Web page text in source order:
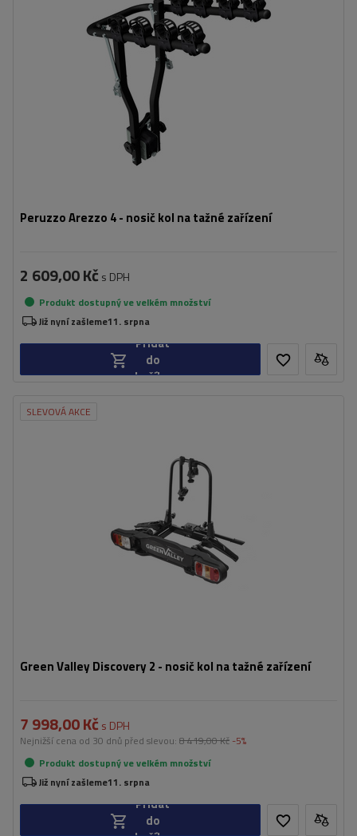
Peruzzo Arezzo 4 - nosič kol na tažné zařízení
Nosnost nosiče jízdních kol:
50 kg
Možnost naklápění pomocí jízdních ano
částečně skládací konstrukce pro snadné skladování
možnost naklápění plošiny i s jízdními koly
2 609,00 Kč s DPH
Produkt dostupný ve velkém množství
Již nyní zašleme11. srpna
Přidat
do
košíku
SLEVOVÁ AKCE
Green Valley Discovery 2 - nosič kol na tažné zařízení
60 kg
1200 mm
19 cm
skládací konstrukce zabírající méně místa
7 998,00 Kč s DPH
Nejnižší cena od 30 dnů před slevou: 8 419,00 Kč -5%
Produkt dostupný ve velkém množství
Již nyní zašleme11. srpna
Přidat
do